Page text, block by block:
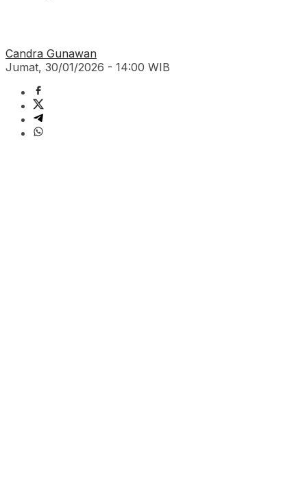
Candra Gunawan
Jumat, 30/01/2026 - 14:00 WIB